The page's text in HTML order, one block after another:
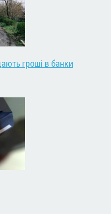
гроші в банки